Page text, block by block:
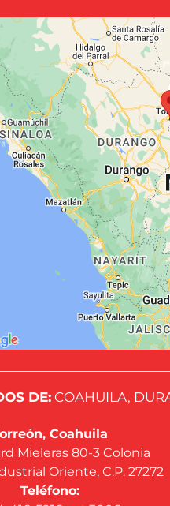
DE: COAHUILA,
Coahuila
Mieleras 80-3 Colonia
Oriente, C.P. 27272
Teléfono: